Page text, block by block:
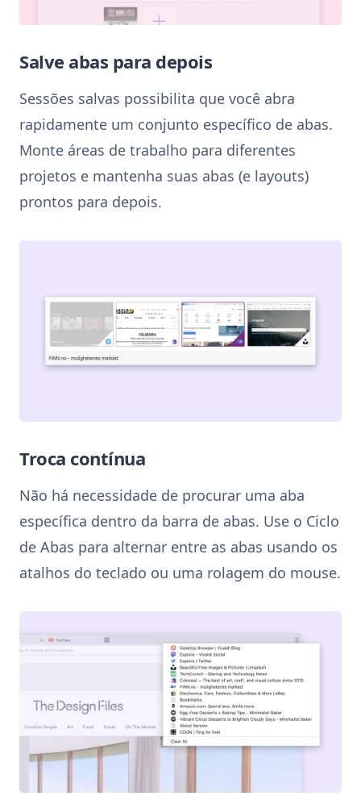
Salve abas para depois
Sessões salvas possibilita que você abra
rapidamente um conjunto específico de abas.
Monte áreas de trabalho para diferentes
projetos e mantenha suas abas (e layouts)
prontos para depois.
Troca contínua
Não há necessidade de procurar uma aba
específica dentro da barra de abas. Use o Ciclo
de Abas para alternar entre as abas usando os
atalhos do teclado ou uma rolagem do mouse.